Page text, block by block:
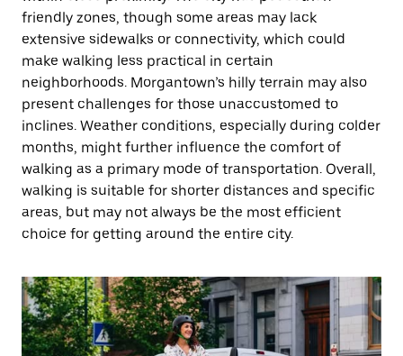
friendly zones, though some areas may lack
extensive sidewalks or connectivity, which could
make walking less practical in certain
neighborhoods. Morgantown’s hilly terrain may also
present challenges for those unaccustomed to
inclines. Weather conditions, especially during colder
months, might further influence the comfort of
walking as a primary mode of transportation. Overall,
walking is suitable for shorter distances and specific
areas, but may not always be the most efficient
choice for getting around the entire city.